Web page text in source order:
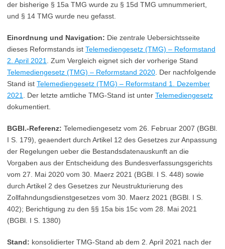
der bisherige § 15a TMG wurde zu § 15d TMG umnummeriert,
und § 14 TMG wurde neu gefasst.
Einordnung und Navigation: Die zentrale Uebersichtsseite
dieses Reformstands ist Telemediengesetz (TMG) – Reformstand
2. April 2021
. Zum Vergleich eignet sich der vorherige Stand
Telemediengesetz (TMG) – Reformstand 2020 . Der nachfolgende
Stand ist Telemediengesetz (TMG) – Reformstand 1. Dezember
2021
. Der letzte amtliche TMG-Stand ist unter Telemediengesetz
dokumentiert.
BGBl.-Referenz: Telemediengesetz vom 26. Februar 2007 (BGBl.
I S. 179), geaendert durch Artikel 12 des Gesetzes zur Anpassung
der Regelungen ueber die Bestandsdatenauskunft an die
Vorgaben aus der Entscheidung des Bundesverfassungsgerichts
vom 27. Mai 2020 vom 30. Maerz 2021 (BGBl. I S. 448) sowie
durch Artikel 2 des Gesetzes zur Neustrukturierung des
Zollfahndungsdienstgesetzes vom 30. Maerz 2021 (BGBl. I S.
402); Berichtigung zu den §§ 15a bis 15c vom 28. Mai 2021
(BGBl. I S. 1380)
Stand: konsolidierter TMG-Stand ab dem 2. April 2021 nach der